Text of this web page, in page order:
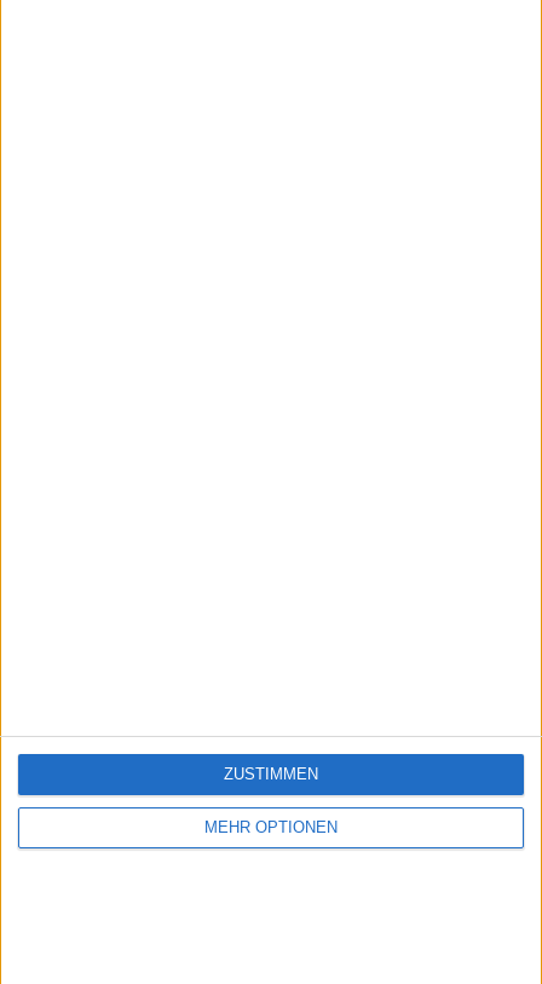
MEHR OPTIONEN
ZUSTIMMEN